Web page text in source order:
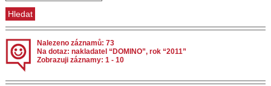
Nalezeno záznamů: 73
Na dotaz: nakladatel “DOMINO”, rok “2011”
Zobrazuji záznamy: 1 - 10